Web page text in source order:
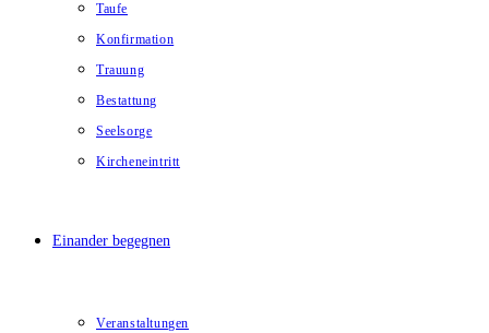
Taufe
Konfirmation
Trauung
Bestattung
Seelsorge
Kircheneintritt
Einander begegnen
Veranstaltungen